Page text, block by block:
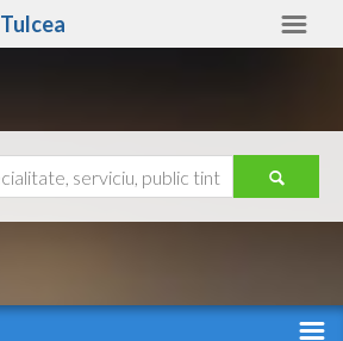
Tulcea
Ajutor